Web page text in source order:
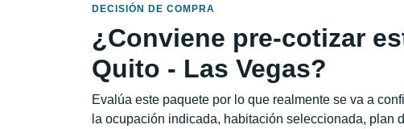
DECISIÓN DE COMPRA
¿Conviene pre-cotizar
Quito - Las Vegas?
Evalúa este paquete por lo que realmente se va a
la ocupación indicada, habitación seleccionada, plan